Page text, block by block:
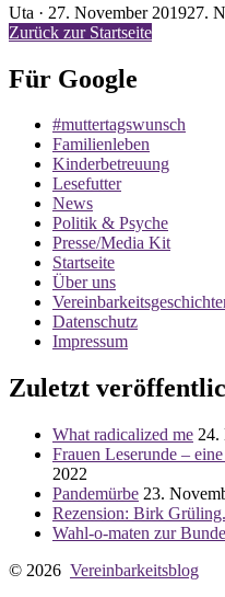
Uta · Veröffentlicht
am
27. November 201927.
Zurück zur Startseite
Für Google
#muttertagswunsch
Familienleben
Kinderbetreuung
Lesefutter
News
Politik & Psyche
Presse/Media Kit
Startseite
Über uns
Datenschutz
Impressum
Zuletzt
What radicalized me 24.
Frauen Leserunde –
2022
Pandemürbe 23.
Rezension: Birk
Wahl-o-maten zur
© 2026 Vereinbarkeitsblog